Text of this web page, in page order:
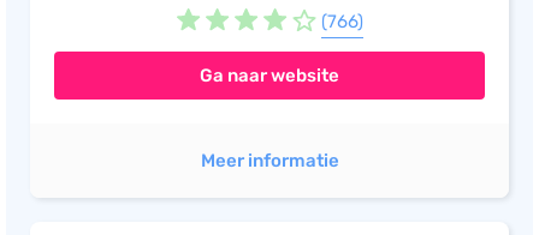
(766)
Ga naar website
Meer informatie